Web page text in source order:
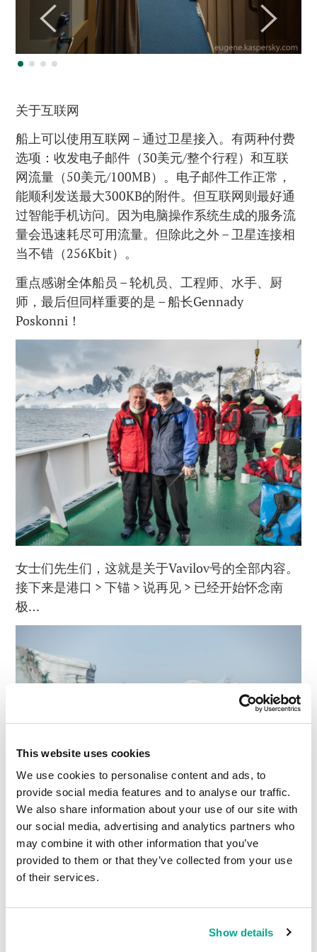
This website uses cookies
We use cookies to personalise content and ads, to
provide social media features and to analyse our traffic.
We also share information about your use of our site with
our social media, advertising and analytics partners who
may combine it with other information that you’ve
provided to them or that they’ve collected from your use
of their services.
Show details
关于互联网
船上可以使用互联网 – 通过卫星接入。有两种付费
选项：收发电子邮件（30美元/整个行程）和互联
网流量（50美元/100MB）。电子邮件工作正常，
能顺利发送最大300KB的附件。但互联网则最好通
过智能手机访问。因为电脑操作系统生成的服务流
量会迅速耗尽可用流量。但除此之外 – 卫星连接相
当不错（256Kbit）。
重点感谢全体船员 – 轮机员、工程师、水手、厨
师，最后但同样重要的是 – 船长Gennady
Poskonni！
女士们先生们，这就是关于Vavilov号的全部内容。
接下来是港口 > 下锚 > 说再见 > 已经开始怀念南
极…
行程结束后在布宜诺斯艾利斯举行的新闻发布会